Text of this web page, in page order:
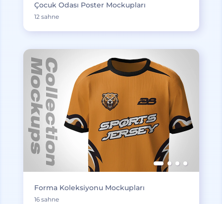
Çocuk Odası Poster Mockupları
12 sahne
Forma Koleksiyonu Mockupları
16 sahne